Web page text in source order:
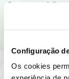
Configuração
Os cookies